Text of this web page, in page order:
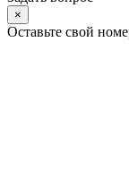
×
Оставьте свой